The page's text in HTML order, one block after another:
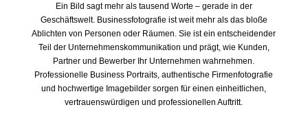
Ein Bild sagt mehr als tausend Worte – gerade in der
Geschäftswelt. Businessfotografie ist weit mehr als das bloße
Ablichten von Personen oder Räumen. Sie ist ein entscheidender
Teil der Unternehmenskommunikation und prägt, wie Kunden,
Partner und Bewerber Ihr Unternehmen wahrnehmen.
Professionelle Business Portraits, authentische Firmenfotografie
und hochwertige Imagebilder sorgen für einen einheitlichen,
vertrauenswürdigen und professionellen Auftritt.